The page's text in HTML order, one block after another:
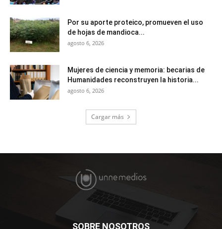
Por su aporte proteico, promueven el uso
de hojas de mandioca...
agosto 6, 2026
Mujeres de ciencia y memoria: becarias de
Humanidades reconstruyen la historia...
agosto 6, 2026
Cargar más
SOBRE NOSOTROS